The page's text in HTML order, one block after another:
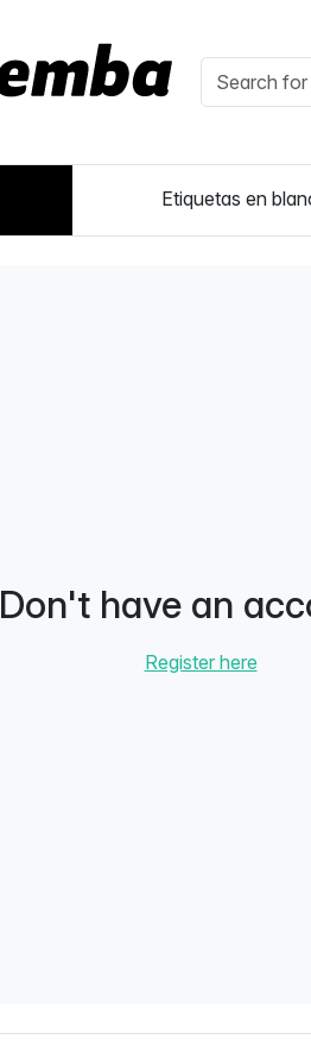
Etiquetas en
Don't have an
Register here